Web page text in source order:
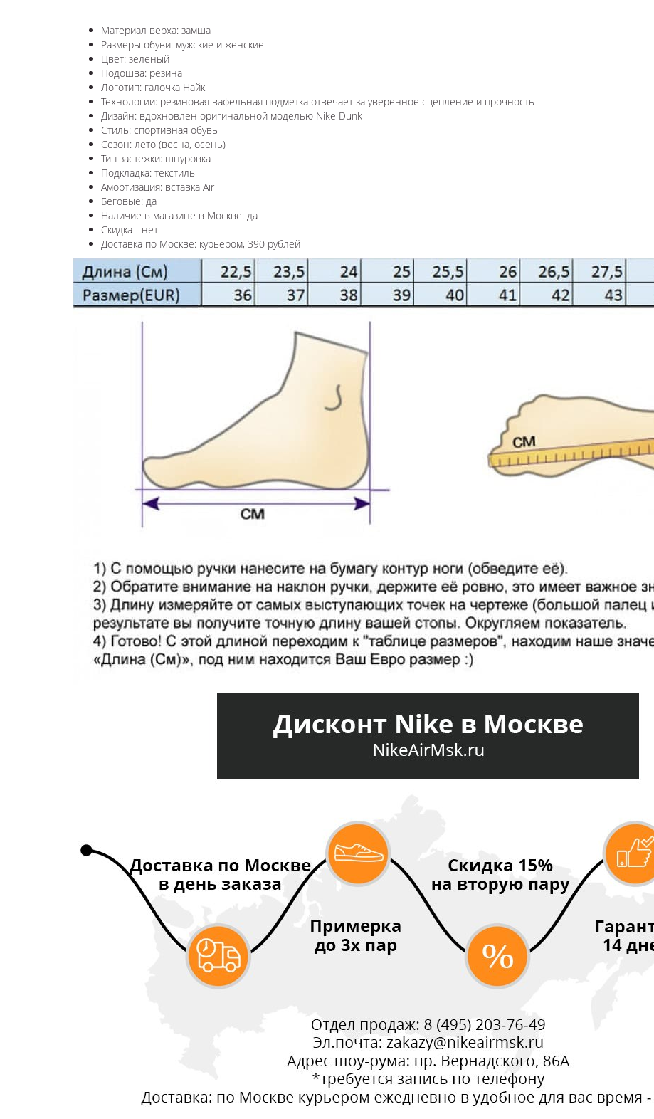
Материал верха: замша
Размеры обуви: мужские и женские
Цвет: зеленый
Подошва: резина
Логотип: галочка Найк
Технологии: резиновая вафельная подметка отвечает за уверенное сцепление и прочность
Дизайн: вдохновлен оригинальной моделью Nike Dunk
Стиль: спортивная обувь
Сезон: лето (весна, осень)
Тип застежки: шнуровка
Подкладка: текстиль
Амортизация: вставка Air
Беговые: да
Наличие в магазине в Москве: да
Скидка - нет
Доставка по Москве: курьером, 390 рублей